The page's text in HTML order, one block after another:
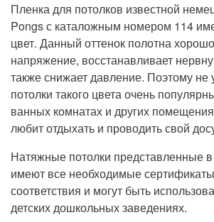
Пленка для потолков известной
Pongs с каталожным номером 114
цвет. Данный оттенок полотна
напряжение, восстанавливает
также снижает давление. Поэтому не
потолки такого цвета очень
ванных комнатах и других
любит отдыхать и проводить свой
Натяжные потолки представленные
имеют все необходимые
соответствия и могут быть
детских дошкольных заведениях.